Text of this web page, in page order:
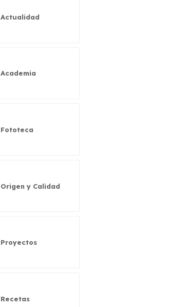
Actualidad
Academia
Fototeca
Origen y Calidad
Proyectos
Recetas